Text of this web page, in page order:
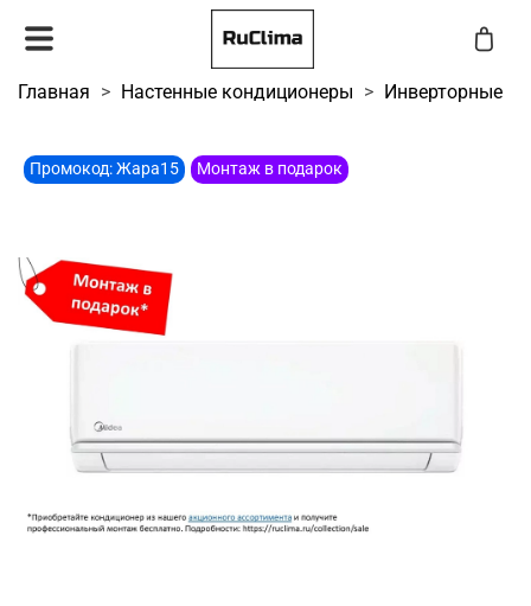
Главная Настенные кондиционеры Инверторные
Промокод: Жара15 Монтаж в подарок